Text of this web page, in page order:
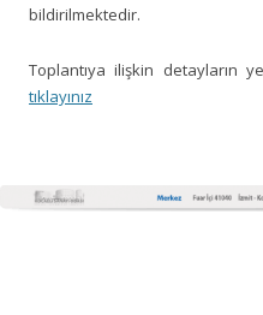
bildirilmektedir.
Toplantıya ilişkin detayların
tıklayınız